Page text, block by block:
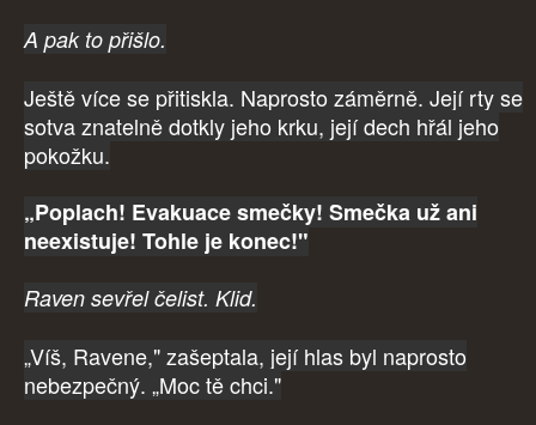
A pak to přišlo.
Ještě více se přitiskla. Naprosto záměrně. Její rty se
sotva znatelně dotkly jeho krku, její dech hřál jeho
pokožku.
„Poplach! Evakuace smečky! Smečka už ani
neexistuje! Tohle je konec!"
Raven sevřel čelist. Klid.
„Víš, Ravene," zašeptala, její hlas byl naprosto
nebezpečný. „Moc tě chci."